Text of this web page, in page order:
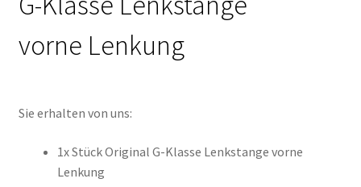
vorne Lenkung
Sie erhalten von uns:
1x Stück Original G-Klasse Lenkstange vorne
Lenkung